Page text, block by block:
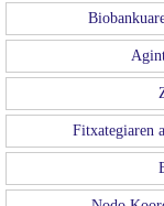
Fitxategiaren